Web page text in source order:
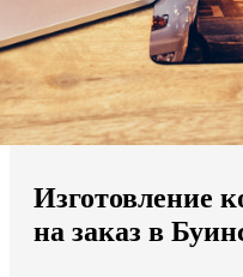
Мы доставляем по всему
Продолжить без города
Изготовление
на заказ в